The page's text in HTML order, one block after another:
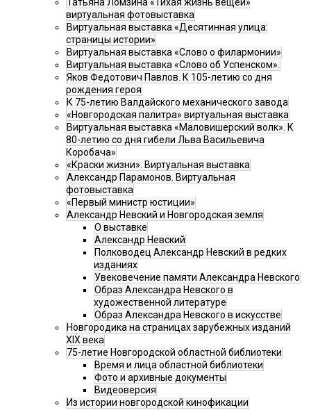
Татьяна Ломзина «Тихая жизнь вещей»
виртуальная фотовыставка
Виртуальная выставка «Десятинная улица:
страницы истории»
Виртуальная выставка «Слово о филармонии»
Виртуальная выставка «Слово об Успенском».
Яков Федотович Павлов. К 105-летию со дня
рождения героя
К 75-летию Валдайского механического завода
«Новгородская палитра» виртуальная выставка
Виртуальная выставка «Маловишерский волк». К
80-летию со дня гибели Льва Васильевича
Коробача»
«Краски жизни». Виртуальная выставка
Александр Парамонов. Виртуальная
фотовыставка
«Первый министр юстиции»
Александр Невский и Новгородская земля
О выставке
Александр Невский
Полководец Александр Невский в редких
изданиях
Увековечение памяти Александра Невского
Образ Александра Невского в
художественной литературе
Образ Александра Невского в искусстве
Новгородика на страницах зарубежных изданий
XIX века
75-летие Новгородской областной библиотеки
Время и лица областной библиотеки
Фото и архивные документы
Видеоверсия
Из истории новгородской кинофикации